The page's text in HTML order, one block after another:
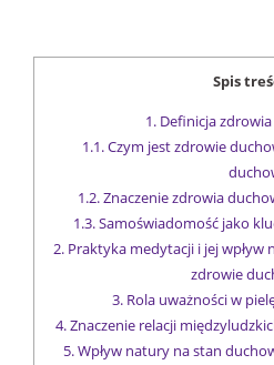
Spis
1.Definicja
1.1.Czym jest zdrowie
1.2.Znaczenie zdrowia
1.3.Samoświadomość jako
2. Praktyka medytacji i jej wpływ
zdrowie
3.Rola uważności w
4.Znaczenie relacji
5.Wpływ natury na stan